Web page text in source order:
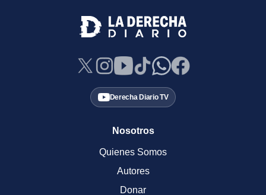
Derecha Diario TV
Nosotros
Quienes Somos
Autores
Donar